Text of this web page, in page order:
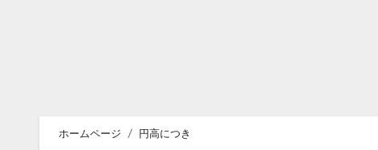
ホームページ 円高につき